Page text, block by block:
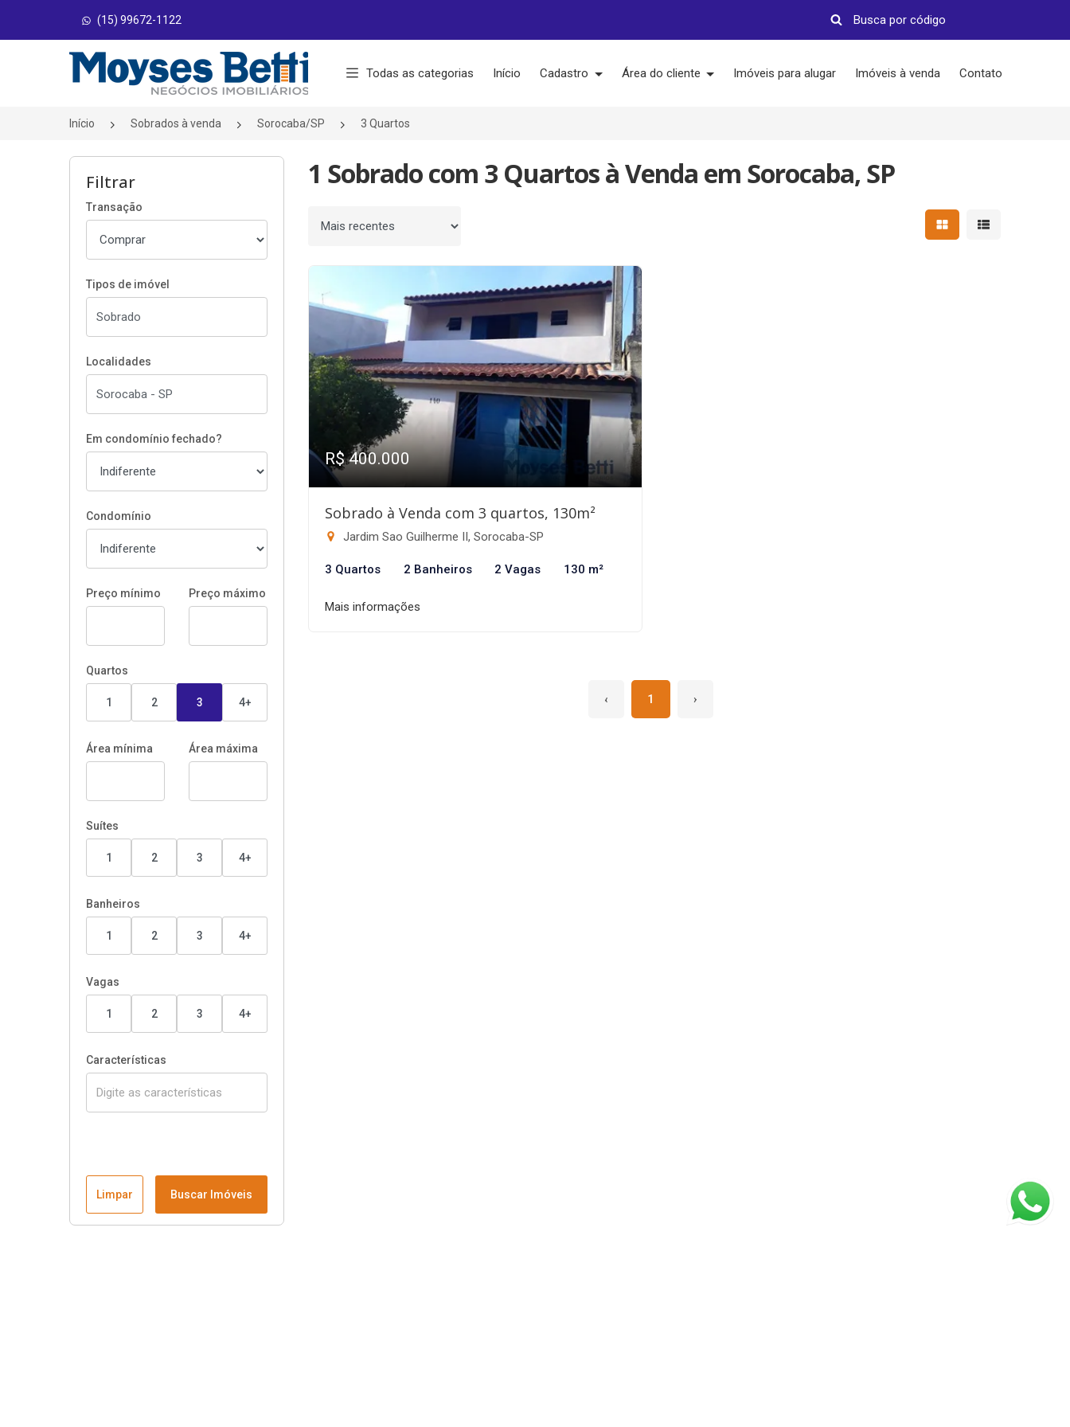
(15) 99672-1122
Página inicial Todas as categorias Início Cadastro Área do cliente Imóveis para alugar Imóveis à venda Contato
Início Sobrados à venda Sorocaba/SP 3 Quartos
Filtrar
Transação
Tipos de imóvel
Localidades
Em condomínio fechado?
Condomínio
Preço mínimo Preço máximo
Quartos
1 2 3 4+
Área mínima Área máxima
Suítes
1 2 3 4+
Banheiros
1 2 3 4+
Vagas
1 2 3 4+
Características
Limpar Buscar Imóveis
1 Sobrado com 3 Quartos à Venda em Sorocaba, SP
Ordenar por Mostrar resultados em
Mostrar
R$ 400.000
Sobrado à Venda com 3 quartos, 130m²
Jardim Sao Guilherme II, Sorocaba-SP
3 Quartos 2 Banheiros 2 Vagas 130 m²
Mais informações
‹ 1 ›